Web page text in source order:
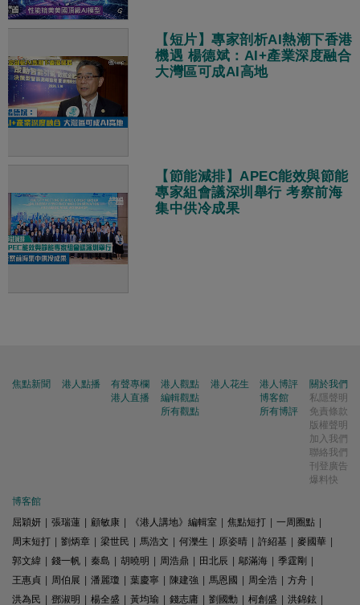
【短片】專家剖析AI熱潮下香港
機遇 楊德斌：AI+產業深度融合
大灣區可成AI高地
【節能減排】APEC能效與節能
專家組會議深圳舉行 考察前海
集中供冷成果
焦點新聞 港人點播
有聲專欄
港人直播
港人觀點
編輯觀點
所有觀點
港人花生
港人博評
博客館
所有博評
關於我們
私隱聲明
免責條款
版權聲明
加入我們
聯絡我們
刊登廣告
爆料快
博客館
屈穎妍
張瑞蓮 顧敏康 《港人講地》編輯室 焦點短打 一周圈點
周末短打
劉炳章 梁世民 馬浩文 何濼生 原姿晴 許紹基 麥國華
郭文緯
錢一帆 秦島 胡曉明 周浩鼎 田北辰 鄔滿海 季霆剛
王惠貞
周伯展 潘麗瓊 葉慶寧 陳建強 馬恩國 周全浩 方舟
洪為民
鄧淑明 楊全盛 黃均瑜 錢志庸 劉國勳 柯創盛 洪錦鉉